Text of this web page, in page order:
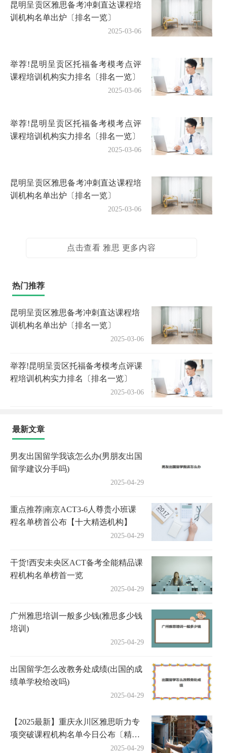
昆明呈贡区雅思备考冲刺直达课程培
训机构名单出炉〔排名一览〕
2025-03-06
举荐!昆明呈贡区托福备考模考点评
课程培训机构实力排名〔排名一览〕
2025-03-06
举荐!昆明呈贡区托福备考模考点评
课程培训机构实力排名〔排名一览〕
2025-03-06
昆明呈贡区雅思备考冲刺直达课程培
训机构名单出炉〔排名一览〕
2025-03-06
点击查看 雅思 更多内容
热门推荐
昆明呈贡区雅思备考冲刺直达课程培
训机构名单出炉〔排名一览〕
2025-03-06
举荐!昆明呈贡区托福备考模考点评课
程培训机构实力排名〔排名一览〕
2025-03-06
最新文章
男友出国留学我该怎么办(男朋友出国
留学建议分手吗)
2025-04-29
重点推荐|南京ACT3-6人尊贵小班课
程名单榜首公布【十大精选机构】
2025-04-29
干货!西安未央区ACT备考全能精品课
程机构名单榜首一览
2025-04-29
广州雅思培训一般多少钱(雅思多少钱
培训)
2025-04-29
出国留学怎么改教务处成绩(出国的成
绩单学校给改吗)
2025-04-29
【2025最新】重庆永川区雅思听力专
项突破课程机构名单今日公布〔精选
2025-04-29